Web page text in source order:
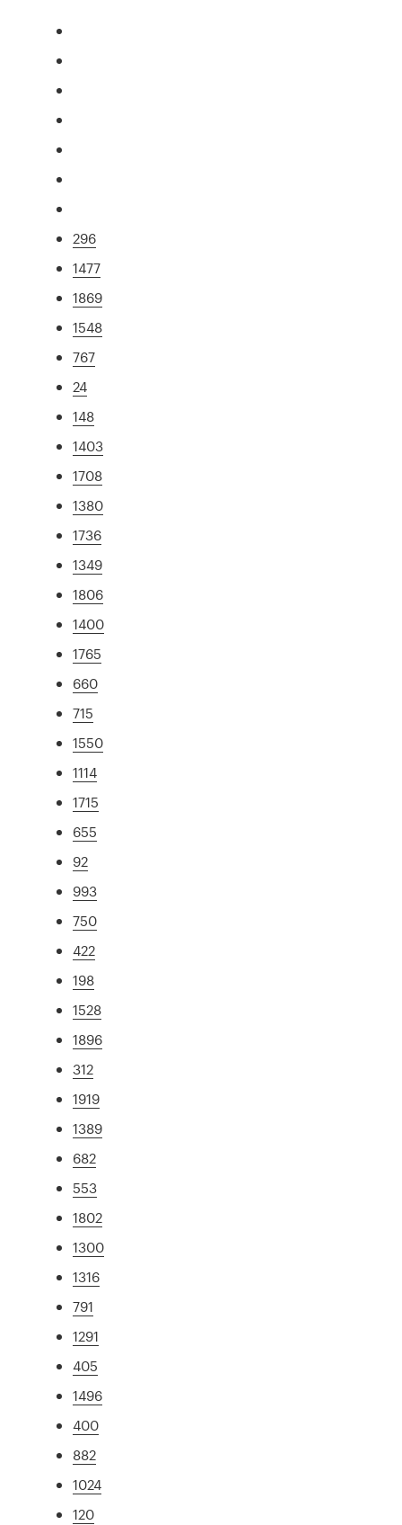
296
1477
1869
1548
767
24
148
1403
1708
1380
1736
1349
1806
1400
1765
660
715
1550
1114
1715
655
92
993
750
422
198
1528
1896
312
1919
1389
682
553
1802
1300
1316
791
1291
405
1496
400
882
1024
120